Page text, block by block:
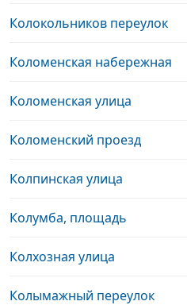
Колокольников переулок
Коломенская набережная
Коломенская улица
Коломенский проезд
Колпинская улица
Колумба, площадь
Колхозная улица
Колымажный переулок